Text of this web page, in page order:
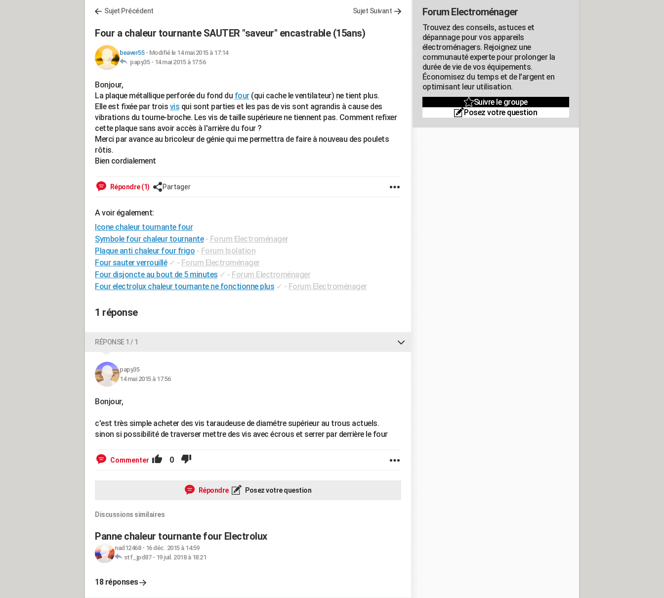
Sujet Précédent Sujet Suivant
Four a chaleur tournante SAUTER "saveur" encastrable (15ans)
beaver55- Modifié le 14 mai 2015 à 17:14
papy35 - 14 mai 2015 à 17:56
Bonjour,
La plaque métallique perforée du fond du four(qui cache le ventilateur) ne tient plus.
Elle est fixée par trois vis qui sont parties et les pas de vis sont agrandis à cause des
vibrations du tourne-broche. Les vis de taille supérieure ne tiennent pas. Comment refixer
cette plaque sans avoir accès à l'arrière du four ?
Merci par avance au bricoleur de génie qui me permettra de faire à nouveau des poulets
rôtis.
Bien cordialement
Répondre (1) Partager
A voir également:
Icone chaleur tournante four
Symbole four chaleur tournante - Forum Electroménager
Plaque anti chaleur four frigo - Forum Isolation
Four sauter verrouillé ✓ - Forum Electroménager
Four disjoncte au bout de 5 minutes ✓ - Forum Electroménager
Four electrolux chaleur tournante ne fonctionne plus ✓ - Forum Electroménager
1 réponse
RÉPONSE 1 / 1
papy35
14 mai 2015 à 17:56
Bonjour,
c'est très simple acheter des vis taraudeuse de diamétre supérieur au trous actuels.
sinon si possibilité de traverser mettre des vis avec écrous et serrer par derrière le four
Commenter 0
Répondre Posez votre question
Discussions similaires
Panne chaleur tournante four Electrolux
nad12468- 16 déc. 2015 à 14:59
stf_jpd87- 19 juil. 2018 à 18:21
18 réponses
Forum Electroménager
Trouvez des conseils, astuces et
dépannage pour vos appareils
électroménagers. Rejoignez une
communauté experte pour prolonger la
durée de vie de vos équipements.
Économisez du temps et de l'argent en
optimisant leur utilisation.
Suivre le groupe
Posez votre question